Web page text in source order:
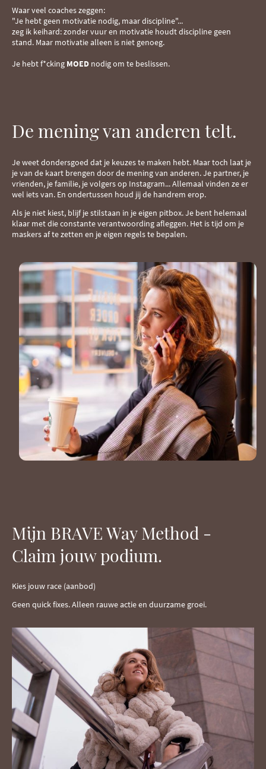
Waar veel coaches zeggen:
"Je hebt geen motivatie nodig, maar discipline"...
zeg ik keihard: zonder vuur en motivatie houdt discipline geen
stand. Maar motivatie alleen is niet genoeg.
Je hebt f*cking MOED nodig om te beslissen.
De mening van anderen telt.
Je weet dondersgoed dat je keuzes te maken hebt. Maar toch laat je
je van de kaart brengen door de mening van anderen. Je partner, je
vrienden, je familie, je volgers op Instagram... Allemaal vinden ze er
wel iets van. En ondertussen houd jij de handrem erop.
Als je niet kiest, blijf je stilstaan in je eigen pitbox. Je bent helemaal
klaar met die constante verantwoording afleggen. Het is tijd om je
maskers af te zetten en je eigen regels te bepalen.
Mijn BRAVE Way Method -
Claim jouw podium.
Kies jouw race (aanbod)
Geen quick fixes. Alleen rauwe actie en duurzame groei.